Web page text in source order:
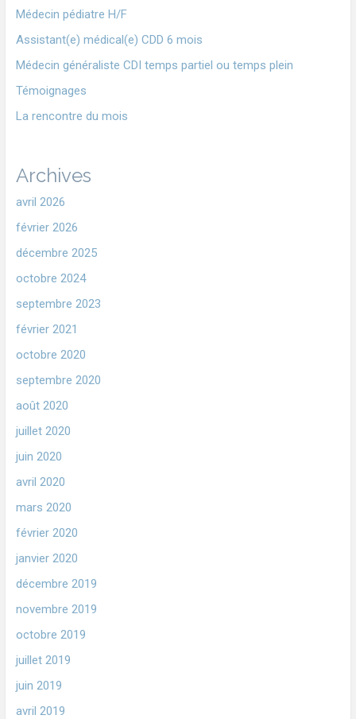
Médecin pédiatre H/F
Assistant(e) médical(e) CDD 6 mois
Médecin généraliste CDI temps partiel ou temps plein
Témoignages
La rencontre du mois
Archives
avril 2026
février 2026
décembre 2025
octobre 2024
septembre 2023
février 2021
octobre 2020
septembre 2020
août 2020
juillet 2020
juin 2020
avril 2020
mars 2020
février 2020
janvier 2020
décembre 2019
novembre 2019
octobre 2019
juillet 2019
juin 2019
avril 2019